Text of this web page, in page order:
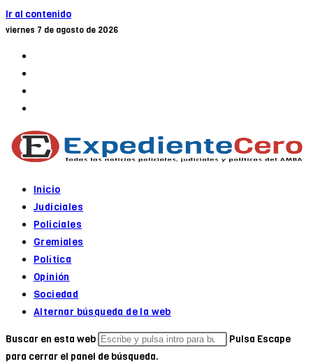
Ir al contenido
viernes 7 de agosto de 2026
Inicio
Judiciales
Policiales
Gremiales
Política
Opinión
Sociedad
Alternar búsqueda de la web
Buscar en esta web
Pulsa Escape
para cerrar el panel de búsqueda.